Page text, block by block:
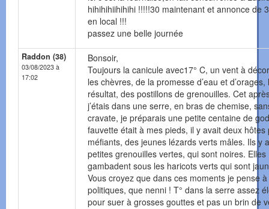
hihihihiihihihi !!!!!30 maintenant et annonce de
en local !!!
passez une belle journée
Raddon (38)
03/08/2023 à
17:02
Bonsoir,
Toujours la canicule avec17° C, un vent à
les chèvres, de la promesse d’eau et d’orages,
résultat, des postillons de grenouilles. Cet
j’étais dans une serre, en bras de chemise,
cravate, je préparais une petite centaine de
fauvette était à mes pieds, il y avait deux hôtes
méfiants, des jeunes lézards verts mâles. Ils y
petites grenouilles vertes, qui sont noires. Elles
gambadent sous les haricots verts qui sont
Vous croyez que dans ces moments je pense
politiques, que nenni ! T° dans la serre assez
pour suer à grosses gouttes et pas un brin de